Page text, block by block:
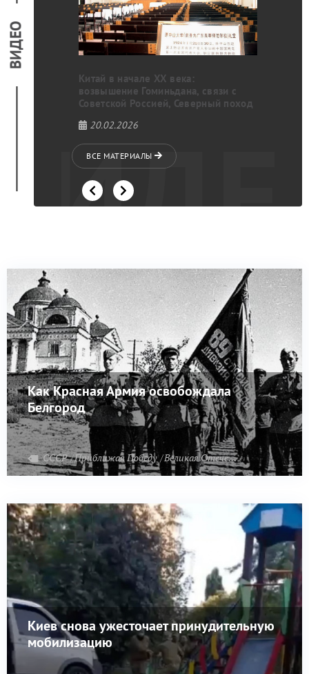
ВИДЕО
Китай в начале XX века:
возвышение Гоминьдана, связи с
Советской Россией, Северный поход
20.02.2026
польские
Союза
ВСЕ МАТЕРИАЛЫ
Как Красная Армия освобождала
Белгород
СССР Приближая Победу Великая Отечественная война
Киев снова ужесточает принудительную
мобилизацию